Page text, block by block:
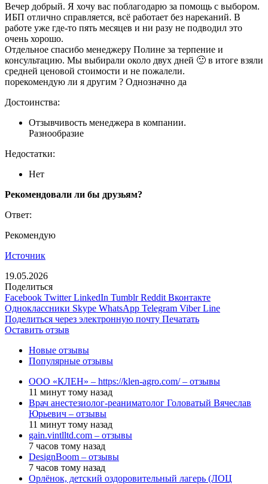
Вечер добрый. Я хочу вас поблагодарю за помощь с выбором.
ИБП отлично справляется, всё работает без нареканий. В
работе уже где-то пять месяцев и ни разу не подводил это
очень хорошо.
Отдельное спасибо менеджеру Полине за терпение и
консультацию. Мы выбирали около двух дней 🙂 в итоге взяли
средней ценовой стоимости и не пожалели.
порекомендую ли я другим ? Однозначно да
Достоинства:
Отзывчивость менеджера в компании.
Разнообразие
Недостатки:
Нет
Рекомендовали ли бы друзьям?
Ответ:
Рекомендую
Источник
19.05.2026
Поделиться
Facebook Twitter LinkedIn Tumblr Reddit Вконтакте
Одноклассники Skype WhatsApp Telegram Viber Line
Поделиться через электронную почту Печатать
Оставить отзыв
Новые отзывы
Популярные отзывы
ООО «КЛЕН» – https://klen-agro.com/ – отзывы
11 минут тому назад
Врач анестезиолог-реаниматолог Головатый Вячеслав
Юрьевич – отзывы
11 минут тому назад
gain.vintlltd.com – отзывы
7 часов тому назад
DesignBoom – отзывы
7 часов тому назад
Орлёнок, детский оздоровительный лагерь (ЛОЦ